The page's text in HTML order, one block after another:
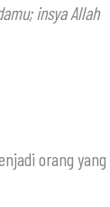
insya Allah